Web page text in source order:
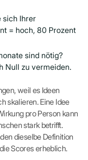
sich Ihrer
= hoch, 80 Prozent
sind nötig?
Null zu vermeiden.
weil es Ideen
skalieren. Eine Idee
pro Person kann
stark betrifft.
dieselbe Definition
Scores erheblich.